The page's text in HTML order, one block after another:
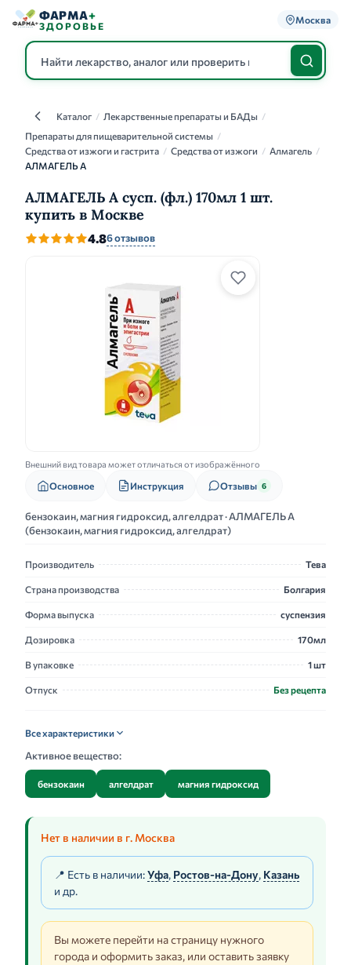
ФАРМА+
ЗДОРОВЬЕ
Москва
КаталогКаталог / Лекарственные препараты и БАДы /
Препараты для пищеварительной системы /
Средства от изжоги и гастрита / Средства от изжоги / Алмагель /
АЛМАГЕЛЬ А
АЛМАГЕЛЬ А сусп. (фл.) 170мл 1 шт.
купить в Москве
4.86 отзывов
Внешний вид товара может отличаться от изображённого
Основное Инструкция Отзывы 6
бензокаин, магния гидроксид, алгелдрат · АЛМАГЕЛЬ А
(бензокаин, магния гидроксид, алгелдрат)
Производитель Тева
Страна производства Болгария
Форма выпуска суспензия
Дозировка 170мл
В упаковке 1 шт
Отпуск Без рецепта
Все характеристики
Активное вещество:
бензокаин алгелдрат магния гидроксид
Нет в наличии в г. Москва
📍 Есть в наличии:Уфа, Ростов-на-Дону, Казань
и др.
Вы можете перейти на страницу нужного
города и оформить заказ, или оставить заявку